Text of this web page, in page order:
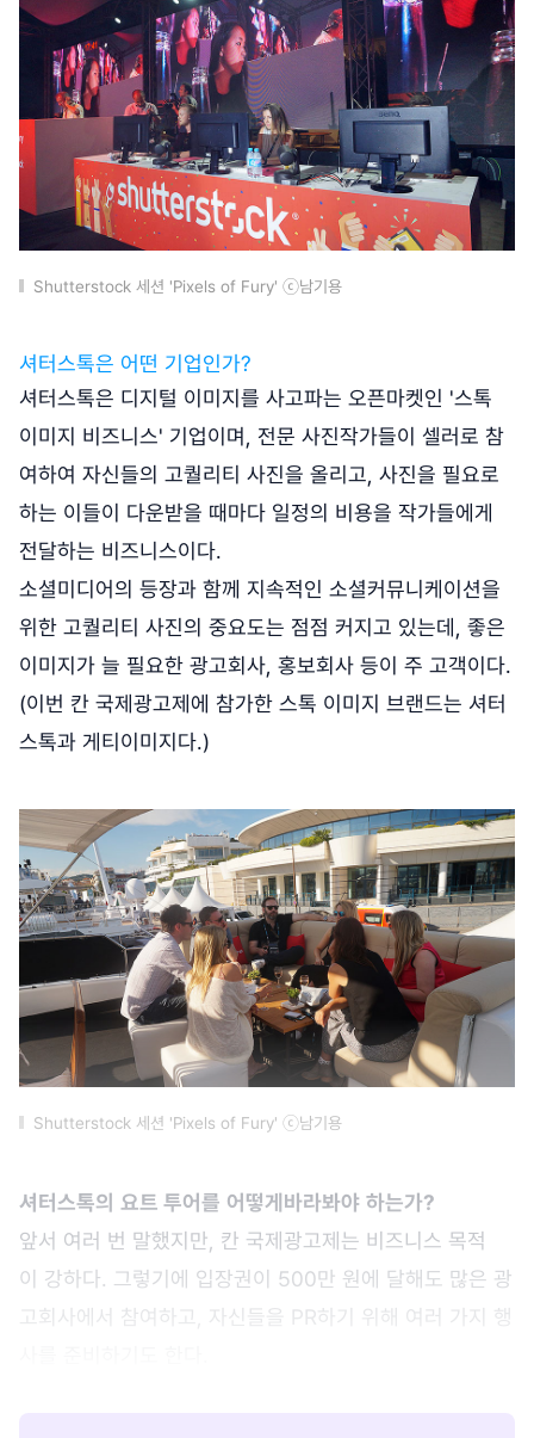
Shutterstock 세션 'Pixels of Fury' ⓒ남기용
셔터스톡은 어떤 기업인가?
셔터스톡은 디지털 이미지를 사고파는 오픈마켓인 '스톡
이미지 비즈니스' 기업이며, 전문 사진작가들이 셀러로 참
여하여 자신들의 고퀄리티 사진을 올리고, 사진을 필요로
하는 이들이 다운받을 때마다 일정의 비용을 작가들에게
전달하는 비즈니스이다.
소셜미디어의 등장과 함께 지속적인 소셜커뮤니케이션을
위한 고퀄리티 사진의 중요도는 점점 커지고 있는데, 좋은
이미지가 늘 필요한 광고회사, 홍보회사 등이 주 고객이다.
(이번 칸 국제광고제에 참가한 스톡 이미지 브랜드는 셔터
스톡과 게티이미지다.)
Shutterstock 세션 'Pixels of Fury' ⓒ남기용
셔터스톡의 요트 투어를 어떻게 바라봐야 하는가?
앞서 여러 번 말했지만, 칸 국제광고제는 비즈니스 목적
이 강하다. 그렇기에 입장권이 500만 원에 달해도 많은 광
고회사에서 참여하고, 자신들을 PR하기 위해 여러 가지 행